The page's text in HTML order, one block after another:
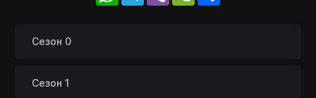
Сезон 0
Сезон 1